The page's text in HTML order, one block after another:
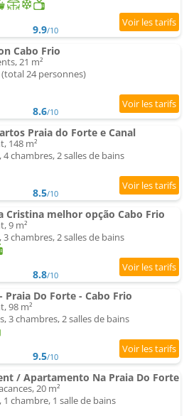
9.9/10
Cabo Frio
21 m²
24 personnes)
8.6/10
Praia do Forte e Canal
148 m²
chambres, 2 salles de bains
8.5/10
Cristina melhor opção Cabo Frio
9 m²
chambres, 2 salles de bains
8.8/10
Praia Do Forte - Cabo Frio
98 m²
3 chambres, 2 salles de bains
9.5/10
/ Apartamento Na Praia Do Forte
20 m²
chambre, 1 salle de bains